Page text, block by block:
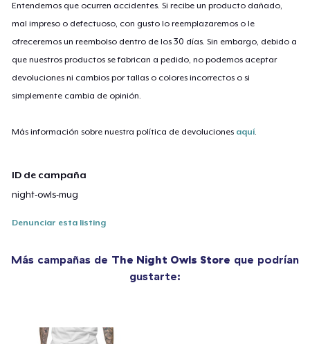
Entendemos que ocurren accidentes. Si recibe un producto dañado,
mal impreso o defectuoso, con gusto lo reemplazaremos o le
ofreceremos un reembolso dentro de los 30 días. Sin embargo, debido a
que nuestros productos se fabrican a pedido, no podemos aceptar
devoluciones ni cambios por tallas o colores incorrectos o si
simplemente cambia de opinión.
Más información sobre nuestra política de devoluciones aquí.
ID de campaña
night-owls-mug
Denunciar esta listing
Más campañas de The Night Owls Store que podrían
gustarte: